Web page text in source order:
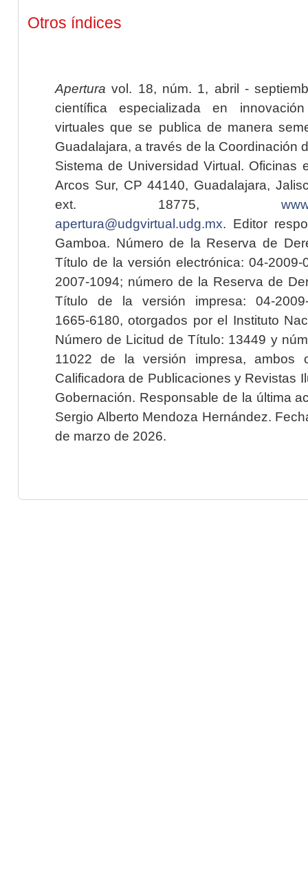
Otros índices
Apertura vol. 18, núm. 1, abril -
científica especializada en
virtuales que se publica de manera
Guadalajara, a través de la Coordinación
Sistema de Universidad Virtual. Oficinas
Arcos Sur, CP 44140, Guadalajara,
ext. 18775,
apertura@udgvirtual.udg.mx. Editor
Gamboa. Número de la Reserva de
Título de la versión electrónica: 04-2009-
2007-1094; número de la Reserva de
Título de la versión impresa: 04-2009-
1665-6180, otorgados por el Instituto
Número de Licitud de Título: 13449 y
11022 de la versión impresa, ambos
Calificadora de Publicaciones y Revistas
Gobernación. Responsable de la última
Sergio Alberto Mendoza Hernández.
de marzo de 2026.